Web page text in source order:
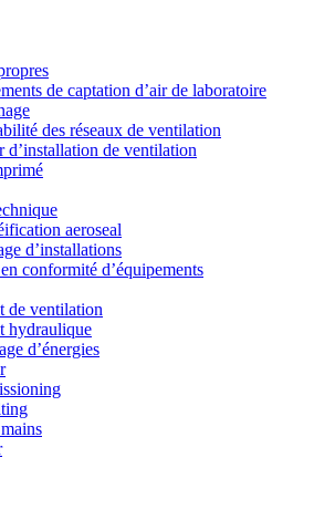
de captation d’air de laboratoire
des réseaux de ventilation
d’installation de ventilation
aeroseal
d’installations
conformité d’équipements
de ventilation
hydraulique
d’énergies